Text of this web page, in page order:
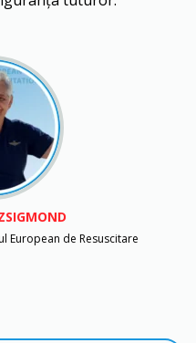
European de Resuscitare